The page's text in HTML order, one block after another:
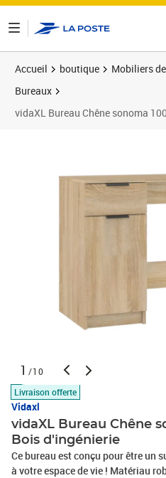
Accueil boutique Mobiliers
Bureaux
vidaXL Bureau Chêne sonoma
1 /10
Livraison offerte
Vidaxl
vidaXL Bureau Chêne
Bois d'ingénierie
Ce bureau est conçu pour être un
à votre espace de vie ! Matériau